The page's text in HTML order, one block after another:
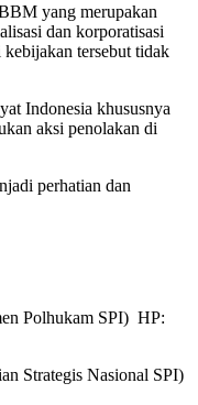
yang merupakan
dan korporatisasi
tersebut tidak
Indonesia khususnya
aksi penolakan di
perhatian dan
Polhukam SPI) HP:
Strategis Nasional SPI)